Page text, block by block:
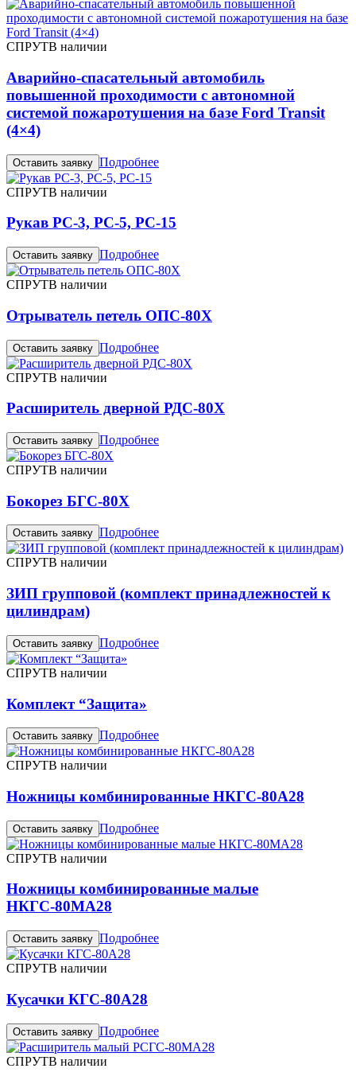
СПРУТВ наличии
Аварийно-спасательный автомобиль
повышенной проходимости с автономной
системой пожаротушения на базе Ford Transit
(4×4)
Оставить заявку Подробнее
СПРУТВ наличии
Рукав РС-3, РС-5, РС-15
Оставить заявку Подробнее
СПРУТВ наличии
Отрыватель петель ОПС-80Х
Оставить заявку Подробнее
СПРУТВ наличии
Расширитель дверной РДС-80Х
Оставить заявку Подробнее
СПРУТВ наличии
Бокорез БГС-80Х
Оставить заявку Подробнее
СПРУТВ наличии
ЗИП групповой (комплект принадлежностей к
цилиндрам)
Оставить заявку Подробнее
СПРУТВ наличии
Комплект “Защита»
Оставить заявку Подробнее
СПРУТВ наличии
Ножницы комбинированные НКГС-80А28
Оставить заявку Подробнее
СПРУТВ наличии
Ножницы комбинированные малые
НКГС-80МА28
Оставить заявку Подробнее
СПРУТВ наличии
Кусачки КГС-80А28
Оставить заявку Подробнее
СПРУТВ наличии